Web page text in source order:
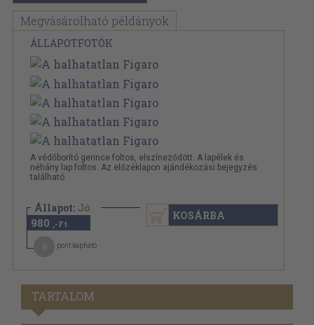
Megvásárolható példányok
ÁLLAPOTFOTÓK
A védőborító gerince foltos, elszíneződött. A lapélek és
néhány lap foltos. Az előzéklapon ajándékozási bejegyzés
található.
Állapot: Jó
980 ,-Ft
pont kapható
KOSÁRBA
TARTALOM